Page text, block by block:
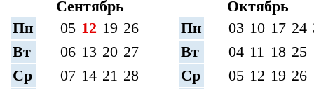
Сентябрь
Пн
05 12 19 26
Вт
06 13 20 27
Ср
07 14 21 28
Октябрь
Пн
03 10 17 24
Вт
04 11 18 25
Ср
05 12 19 26